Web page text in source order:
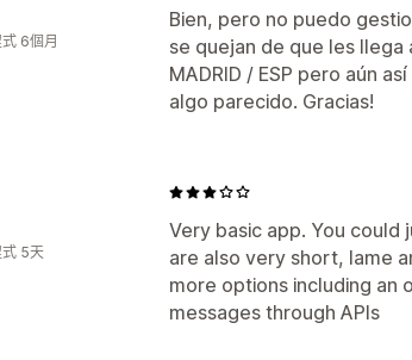
Bien, pero no puedo
se quejan de que les llega
MADRID / ESP pero aún
algo parecido. Gracias!
6個月
Very basic app. You
are also very short, lame
more options including an
messages through APIs
5天